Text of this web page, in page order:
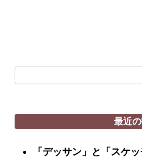
最近
「デッサン」と「スケ